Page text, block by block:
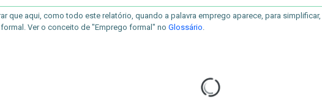
que aqui, como todo este relatório, quando a palavra emprego aparece, para
Ver o conceito de "Emprego formal" no Glossário.